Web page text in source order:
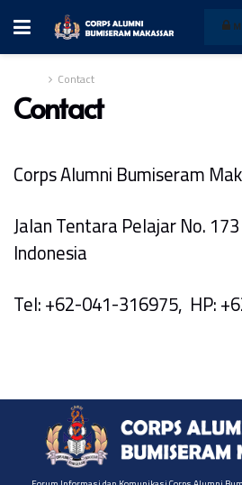
Contact
Contact
Corps Alumni Bumiseram
Jalan Tentara Pelajar No.
Indonesia
Tel: +62-041-316975, HP: